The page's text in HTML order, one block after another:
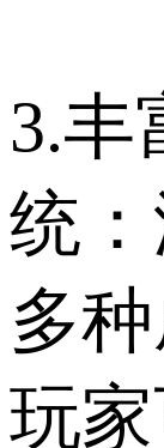
3.丰
统
多种
玩